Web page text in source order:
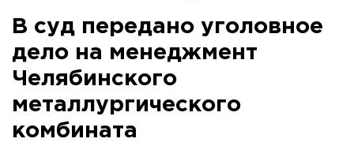
В суд передано уголовное
дело на менеджмент
Челябинского
металлургического
комбината